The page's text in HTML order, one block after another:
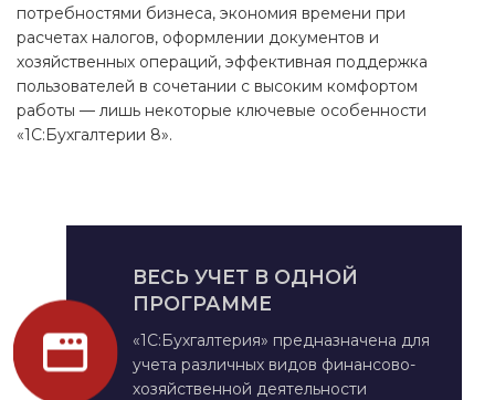
потребностями бизнеса, экономия времени при
расчетах налогов, оформлении документов и
хозяйственных операций, эффективная поддержка
пользователей в сочетании с высоким комфортом
работы — лишь некоторые ключевые особенности
«1C:Бухгалтерии 8».
ВЕСЬ УЧЕТ В ОДНОЙ
ПРОГРАММЕ
«1С:Бухгалтерия» предназначена для
учета различных видов финансово-
хозяйственной деятельности